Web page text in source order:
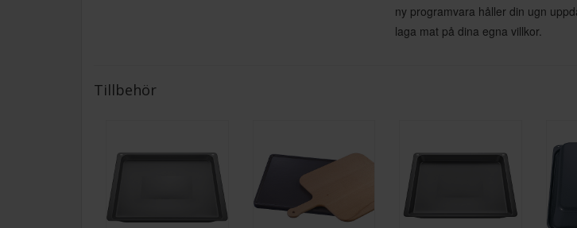
ny programvara håller din ugn
laga mat på dina egna villkor.
Tillbehör